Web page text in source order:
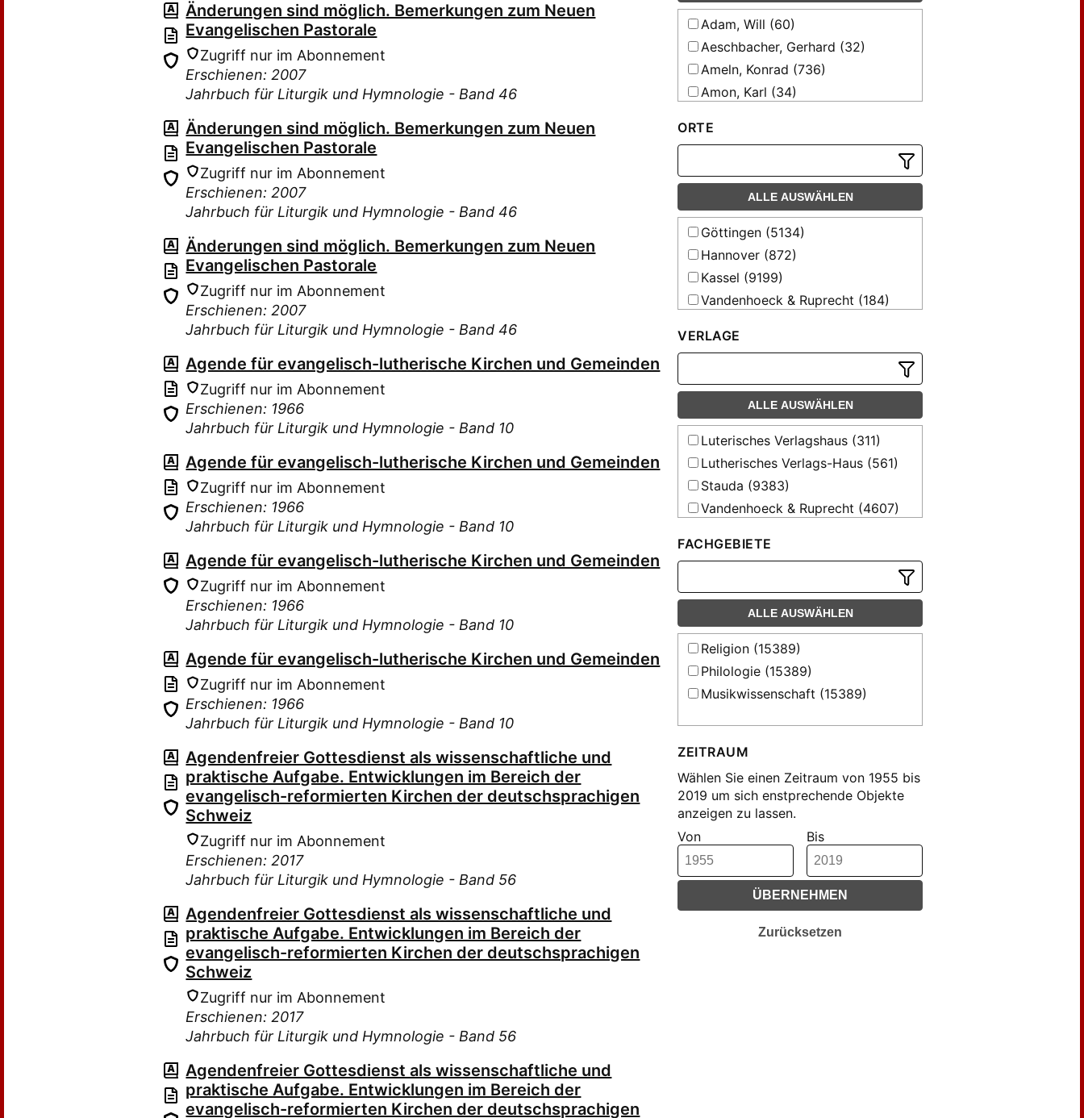
Änderungen sind möglich. Bemerkungen zum Neuen
Evangelischen Pastorale
Zugriff nur im Abonnement
Erschienen: 2007
Jahrbuch für Liturgik und Hymnologie - Band 46
Änderungen sind möglich. Bemerkungen zum Neuen
Evangelischen Pastorale
Zugriff nur im Abonnement
Erschienen: 2007
Jahrbuch für Liturgik und Hymnologie - Band 46
Änderungen sind möglich. Bemerkungen zum Neuen
Evangelischen Pastorale
Zugriff nur im Abonnement
Erschienen: 2007
Jahrbuch für Liturgik und Hymnologie - Band 46
Agende für evangelisch-lutherische Kirchen und Gemeinden
Zugriff nur im Abonnement
Erschienen: 1966
Jahrbuch für Liturgik und Hymnologie - Band 10
Agende für evangelisch-lutherische Kirchen und Gemeinden
Zugriff nur im Abonnement
Erschienen: 1966
Jahrbuch für Liturgik und Hymnologie - Band 10
Agende für evangelisch-lutherische Kirchen und Gemeinden
Zugriff nur im Abonnement
Erschienen: 1966
Jahrbuch für Liturgik und Hymnologie - Band 10
Agende für evangelisch-lutherische Kirchen und Gemeinden
Zugriff nur im Abonnement
Erschienen: 1966
Jahrbuch für Liturgik und Hymnologie - Band 10
Agendenfreier Gottesdienst als wissenschaftliche und
praktische Aufgabe. Entwicklungen im Bereich der
evangelisch-reformierten Kirchen der deutschsprachigen
Schweiz
Zugriff nur im Abonnement
Erschienen: 2017
Jahrbuch für Liturgik und Hymnologie - Band 56
Agendenfreier Gottesdienst als wissenschaftliche und
praktische Aufgabe. Entwicklungen im Bereich der
evangelisch-reformierten Kirchen der deutschsprachigen
Schweiz
Zugriff nur im Abonnement
Erschienen: 2017
Jahrbuch für Liturgik und Hymnologie - Band 56
Agendenfreier Gottesdienst als wissenschaftliche und
praktische Aufgabe. Entwicklungen im Bereich der
evangelisch-reformierten Kirchen der deutschsprachigen
Adam, Will (60)
Aeschbacher, Gerhard (32)
Ameln, Konrad (736)
Amon, Karl (34)
Axmacher, Elke (37)
Bianca, Andrea M. (37)
Bieritz, Karl-Heinrich (136)
Blankenburg, Walter (78)
Boeckh, Jürgen (46)
Boës, Adolf (43)
Braun, Werner (124)
Bürki, Bruno (46)
Deeg, Alexander (57)
Drömann, Hans-Christian (39)
Ebenbauer, Peter (28)
Ehrensperger, Alfred (31)
Felmy, Karl Christian (58)
Fischer, Michael (75)
Fornaçon, Siegfried (83)
Gojowy, Detlef (46)
Goltzen, Herbert (157)
Grethlein, Christian (42)
Gruber, Sabine (56)
Grudule, Māra (30)
Hahn, Ferdinand (53)
Henkel, Mathias (27)
Herbst, Wolfgang (117)
Herrmann, Katharina; Haussmann,
Hinz, Günther; Völker, Alexander
(95)
Horstmann, Kai (28)
Hławiczka, Karol (45)
Jenny, Markus (178)
Jordahn, Ottfried (69)
Jörns, Klaus-Peter (63)
Kadelbach, Ada (87)
ORTE
ALLE AUSWÄHLEN
Göttingen (5134)
Hannover (872)
Kassel (9199)
Vandenhoeck & Ruprecht (184)
VERLAGE
ALLE AUSWÄHLEN
Luterisches Verlagshaus (311)
Lutherisches Verlags-Haus (561)
Stauda (9383)
Vandenhoeck & Ruprecht (4607)
FACHGEBIETE
ALLE AUSWÄHLEN
Religion (15389)
Philologie (15389)
Musikwissenschaft (15389)
ZEITRAUM
Wählen Sie einen Zeitraum von 1955 bis
2019 um sich enstprechende Objekte
anzeigen zu lassen.
Von
Bis
ÜBERNEHMEN
Zurücksetzen